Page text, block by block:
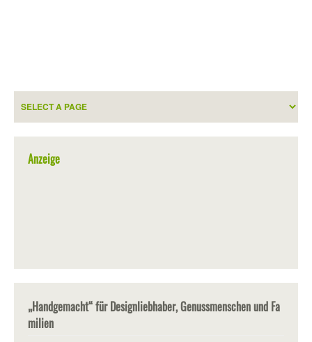
Anzeige
„Handgemacht“ für Designliebhaber, Genussmenschen und Fa
milien